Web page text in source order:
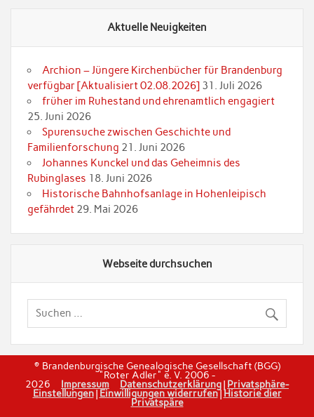
Aktuelle Neuigkeiten
Archion – Jüngere Kirchenbücher für Brandenburg
verfügbar [Aktualisiert 02.08.2026] 31. Juli 2026
früher im Ruhestand und ehrenamtlich engagiert
25. Juni 2026
Spurensuche zwischen Geschichte und
Familienforschung 21. Juni 2026
Johannes Kunckel und das Geheimnis des
Rubinglases 18. Juni 2026
Historische Bahnhofsanlage in Hohenleipisch
gefährdet 29. Mai 2026
Webseite durchsuchen
© Brandenburgische Genealogische Gesellschaft (BGG)
"Roter Adler" e. V. 2006 -
2026 Impressum Datenschutzerklärung| Privatsphäre-
Einstellungen| Einwilligungen widerrufen|Historie dier
Privatspäre